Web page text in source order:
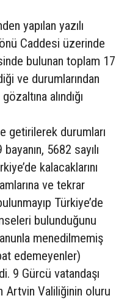
yapılan yazılı
Caddesi üzerinde
bulunan toplam 17
ve durumlarından
alındığı
getirilerek durumları
5682 sayılı
kalacaklarını
ve tekrar
Türkiye’de
bulunduğunu
menedilmemiş
edemeyenler)
9 Gürcü vatandaşı
Artvin Valiliğinin oluru